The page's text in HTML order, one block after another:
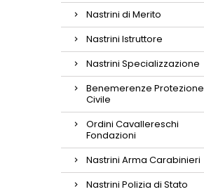
Nastrini di Merito
Nastrini Istruttore
Nastrini Specializzazione
Benemerenze Protezione
Civile
Ordini Cavallereschi
Fondazioni
Nastrini Arma Carabinieri
Nastrini Polizia di Stato